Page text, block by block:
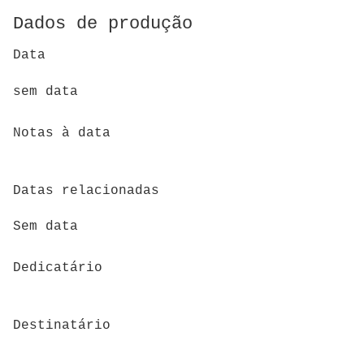
Dados de produção
Data
sem data
Notas à data
Datas relacionadas
Sem data
Dedicatário
Destinatário